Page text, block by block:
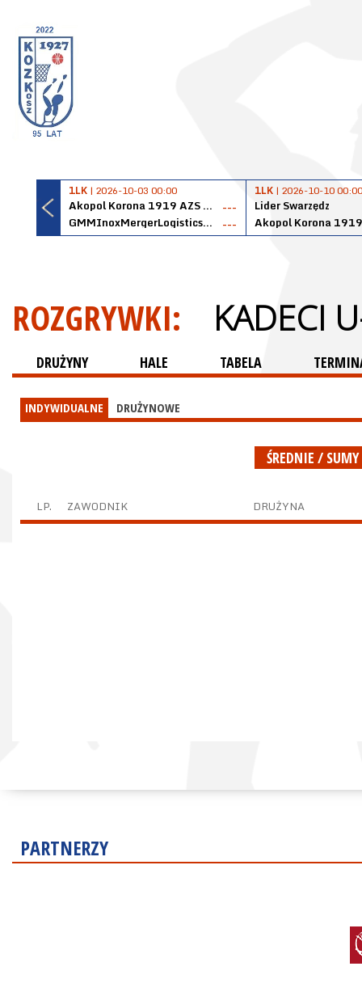
1LK | 2026-10-03 00:00
Akopol Korona 1919 AZS PK Kraków
---
GMMInoxMergerLogisticsPanteryŁańcut
---
1LK | 2026-10-10 00:00
Lider Swarzędz
ROZGRYWKI: KADECI
DRUŻYNY HALE TABELA
INDYWIDUALNE DRUŻYNOWE
ŚREDNIE / SUMY
LP. ZAWODNIK DRUŻYNA
PARTNERZY